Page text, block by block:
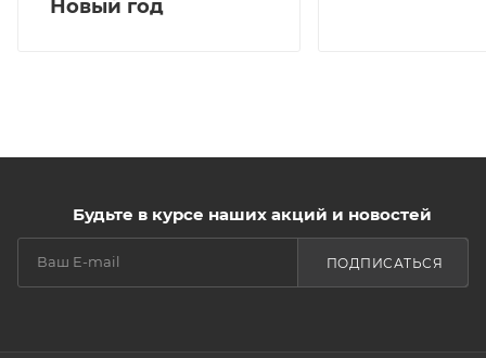
жидкостью, ротанговые палочки, коробка.
Новый год
Будьте в курсе наших акций и новостей
ПОДПИСАТЬСЯ